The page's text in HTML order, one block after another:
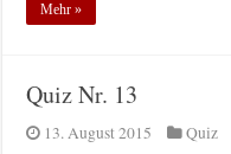
Mehr »
Quiz Nr. 13
13. August 2015 Quiz